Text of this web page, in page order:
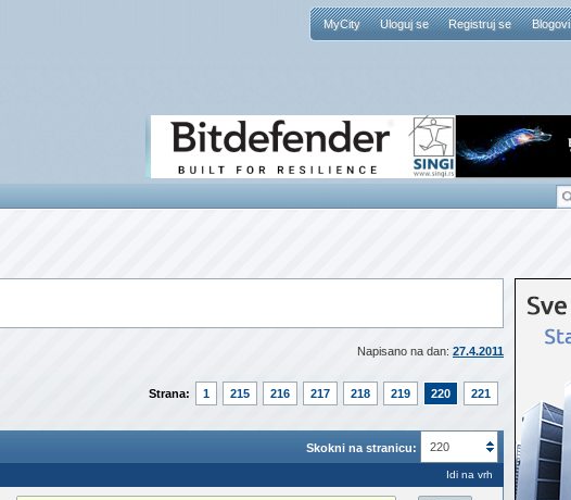
MyCity Uloguj se Registruj se Blogovi
Napisano na dan: 27.4.2011
Strana: 1 215 216 217 218 219 220 221
Skokni na stranicu: 220
Idi na vrh